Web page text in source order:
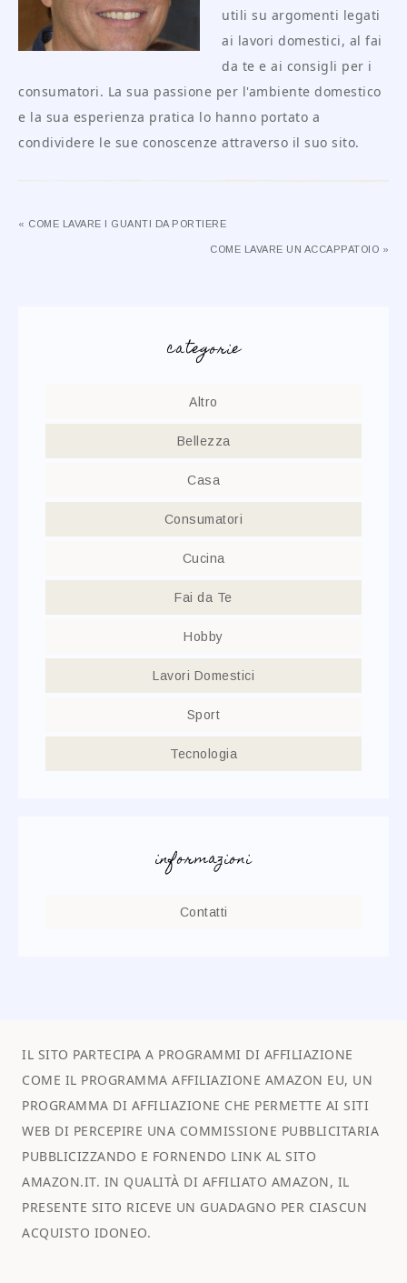
utili su argomenti legati
ai lavori domestici, al fai
da te e ai consigli per i
consumatori. La sua passione per l'ambiente domestico
e la sua esperienza pratica lo hanno portato a
condividere le sue conoscenze attraverso il suo sito.
« COME LAVARE I GUANTI DA PORTIERE
COME LAVARE UN ACCAPPATOIO »
categorie
Altro
Bellezza
Casa
Consumatori
Cucina
Fai da Te
Hobby
Lavori Domestici
Sport
Tecnologia
informazioni
Contatti
IL SITO PARTECIPA A PROGRAMMI DI AFFILIAZIONE
COME IL PROGRAMMA AFFILIAZIONE AMAZON EU, UN
PROGRAMMA DI AFFILIAZIONE CHE PERMETTE AI SITI
WEB DI PERCEPIRE UNA COMMISSIONE PUBBLICITARIA
PUBBLICIZZANDO E FORNENDO LINK AL SITO
AMAZON.IT. IN QUALITÀ DI AFFILIATO AMAZON, IL
PRESENTE SITO RICEVE UN GUADAGNO PER CIASCUN
ACQUISTO IDONEO.